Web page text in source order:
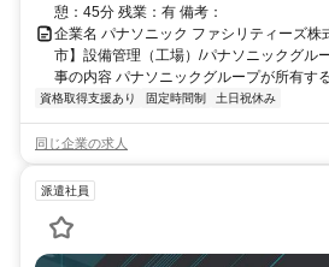
憩：45分 残業：有 備考：
企業名 パナソニック ファシリティーズ株
市】設備管理（工場）/パナソニックグル
事の内容 パナソニックグループが所有す
資格取得支援あり 固定時間制 土日祝休み
同じ企業の求人
派遣社員